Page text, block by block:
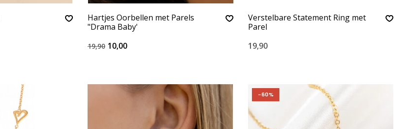
Hartjes Oorbellen met Parels
"Drama Baby'
19,90 10,00
Verstelbare Statement Ring met
Parel
19,90
-60%